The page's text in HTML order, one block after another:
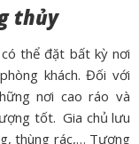
thủy
thể đặt bất kỳ nơi
khách. Đối với
nơi cao ráo và
tốt. Gia chủ lưu
thùng rác,… Tượng